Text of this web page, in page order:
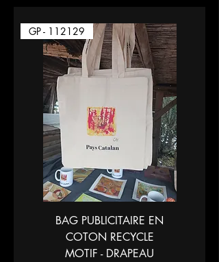
GP - 112129
BAG PUBLICITAIRE EN
COTON RECYCLE
MOTIF - DRAPEAU